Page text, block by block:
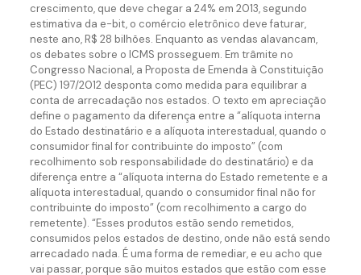
crescimento, que deve chegar a 24% em 2013, segundo
estimativa da e-bit, o comércio eletrônico deve faturar,
neste ano, R$ 28 bilhões. Enquanto as vendas alavancam,
os debates sobre o ICMS prosseguem. Em trâmite no
Congresso Nacional, a Proposta de Emenda à Constituição
(PEC) 197/2012 desponta como medida para equilibrar a
conta de arrecadação nos estados. O texto em apreciação
define o pagamento da diferença entre a “alíquota interna
do Estado destinatário e a alíquota interestadual, quando o
consumidor final for contribuinte do imposto” (com
recolhimento sob responsabilidade do destinatário) e da
diferença entre a “alíquota interna do Estado remetente e a
alíquota interestadual, quando o consumidor final não for
contribuinte do imposto” (com recolhimento a cargo do
remetente). “Esses produtos estão sendo remetidos,
consumidos pelos estados de destino, onde não está sendo
arrecadado nada. É uma forma de remediar, e eu acho que
vai passar, porque são muitos estados que estão com esse